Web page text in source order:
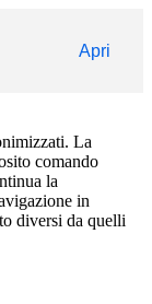
Apri
La
comando
la
in
diversi da quelli